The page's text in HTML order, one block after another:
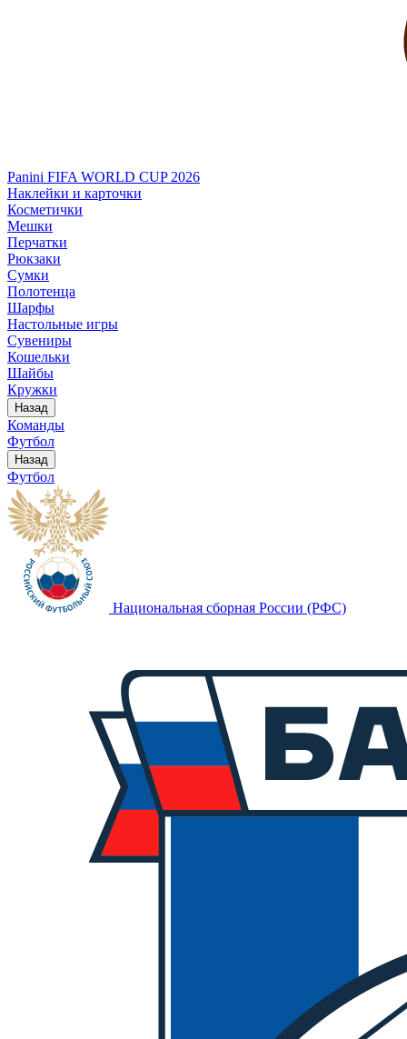
Panini FIFA WORLD CUP 2026
Наклейки и карточки
Косметички
Мешки
Перчатки
Рюкзаки
Сумки
Полотенца
Шарфы
Настольные игры
Сувениры
Кошельки
Шайбы
Кружки
Назад
Команды
Футбол
Назад
Футбол
Национальная сборная России (РФС)